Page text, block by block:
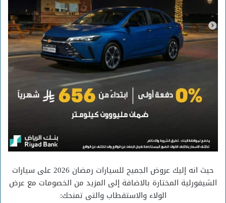
حيث انه إليك عروض الجميح للسيارات رمضان 2026 على سيارات
الشيفورلية المختارة بالاضافة إلى المزيد من الخصومات مع عرض
الولاء والاستقطاب والتى تمنحك: